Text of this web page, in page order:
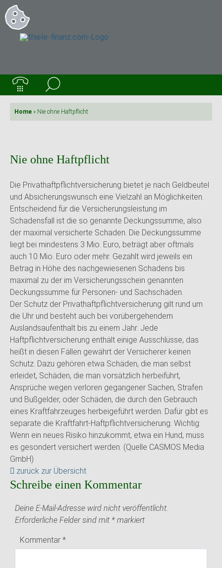
Home » Nie ohne Haftpflicht
Nie ohne Haftpflicht
Die Privathaftpflichtversicherung bietet je nach Geldbeutel
und Absicherungswunsch eine Vielzahl an Möglichkeiten.
Entscheidend für die Versicherungsleistung im
Schadensfall ist die so genannte Deckungssumme, also
der maximal versicherte Schaden. Die Deckungssumme
liegt bei mindestens 3 Mio. Euro, beträgt aber oftmals
auch 10 Mio. Euro oder mehr. Gezahlt wird jeweils ein
Betrag in Höhe des nachgewiesenen Schadens bis
maximal zu der im Versicherungsschein genannten
Deckungssumme für Personen- und Sachschäden.
Der Schutz der Privathaftpflichtversicherung gilt rund um
die Uhr und besteht auch bei vorübergehendem
Auslandsaufenthalt bis zu einem Jahr. Jede
Haftpflichtversicherung enthält einige Ausschlüsse, das
heißt in diesen Fällen gewährt der Versicherer keinen
Schutz. Dazu gehören etwa Schäden, die man selbst
erleidet, Schäden, die man vorsätzlich herbeiführt,
Ansprüche wegen verloren gegangener Sachen, Strafen
und Bußgelder, oder Schäden, die durch den Gebrauch
eines Kraftfahrzeuges herbeigeführt werden. Dafür gibt es
separate die Kraftfahrt-Haftpflichtversicherung. Wichtig:
Wenn ein neues Risiko hinzukommt, etwa ein Hund, muss
es gesondert versichert werden. (Quelle CASMOS Media
GmbH)
zurück zur Übersicht
Schreibe einen Kommentar
Deine E-Mail-Adresse wird nicht veröffentlicht.
Erforderliche Felder sind mit * markiert
Kommentar *